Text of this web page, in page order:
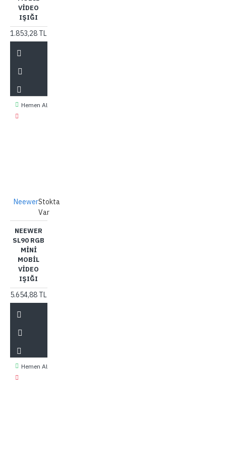
VIDEO
IŞIĞI
1.853,28 TL
Hemen Al
NeewerStokta
Var
NEEWER
SL90 RGB
MINI
MOBIL
VIDEO
IŞIĞI
5.654,88 TL
Hemen Al